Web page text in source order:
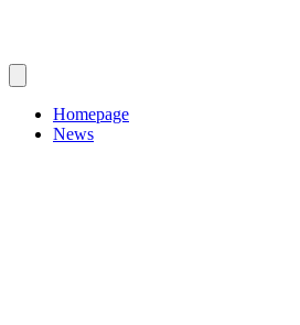
Homepage
News